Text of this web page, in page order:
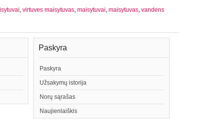
, virtuves maisytuvas, maisytuvai, maisytuvas, vandens
Paskyra
Paskyra
Užsakymų istorija
Norų sąrašas
Naujienlaiškis